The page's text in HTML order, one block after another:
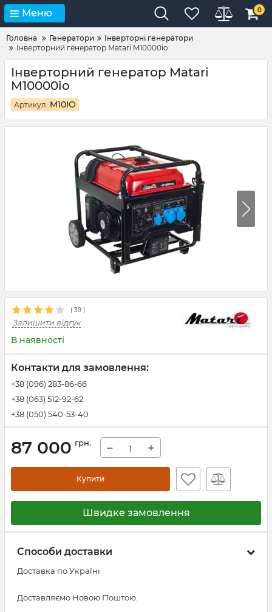
Меню 0
Головна Генератори
Інверторні генератори
Інверторний генератор Matari M10000io
Інверторний генератор Matari
M10000io
Артикул: M10IO
( 39 )
Залишити відгук
В наявності
Контакти для замовлення:
+38 (096) 283-86-66
+38 (063) 512-92-62
+38 (050) 540-53-40
87 000 грн. − +
Купити
Швидке замовлення
Способи доставки
Доставка по Україні
Доставляємо Новою Поштою.